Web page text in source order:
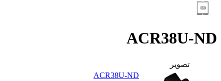
ACR38U-ND
تصوير
ACR38U-ND